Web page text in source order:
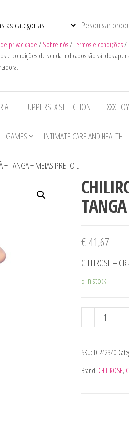
privacidade / Sobre nós/Termos e condições/
e condições de venda indicados são válidos
TUPPERSEX SELECTION XXX
GAMES INTIMATE CARE AND HEALTH
+ TANGA + MEIAS PRETO L
€41,67
CHILIROSE –
5 in stock
-
SKU: D-242340
Brand: CHILIROSE,